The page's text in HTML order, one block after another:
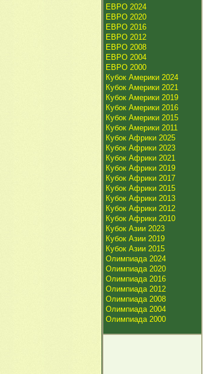
ЕВРО 2024
ЕВРО 2020
ЕВРО 2016
ЕВРО 2012
ЕВРО 2008
ЕВРО 2004
ЕВРО 2000
Кубок Америки 2024
Кубок Америки 2021
Кубок Америки 2019
Кубок Америки 2016
Кубок Америки 2015
Кубок Америки 2011
Кубок Африки 2025
Кубок Африки 2023
Кубок Африки 2021
Кубок Африки 2019
Кубок Африки 2017
Кубок Африки 2015
Кубок Африки 2013
Кубок Африки 2012
Кубок Африки 2010
Кубок Азии 2023
Кубок Азии 2019
Кубок Азии 2015
Олимпиада 2024
Олимпиада 2020
Олимпиада 2016
Олимпиада 2012
Олимпиада 2008
Олимпиада 2004
Олимпиада 2000